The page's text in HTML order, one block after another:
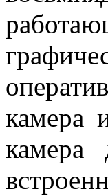
камера
камера